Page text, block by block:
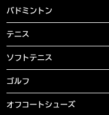
バドミントン
テニス
ソフトテニス
ゴルフ
オフコートシューズ